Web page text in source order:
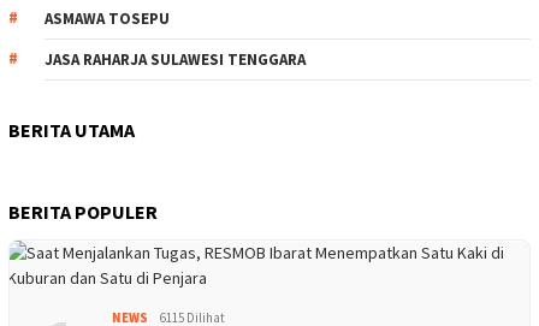
ASMAWA TOSEPU
JASA RAHARJA SULAWESI TENGGARA
BERITA UTAMA
BERITA POPULER
NEWS 6115 Dilihat